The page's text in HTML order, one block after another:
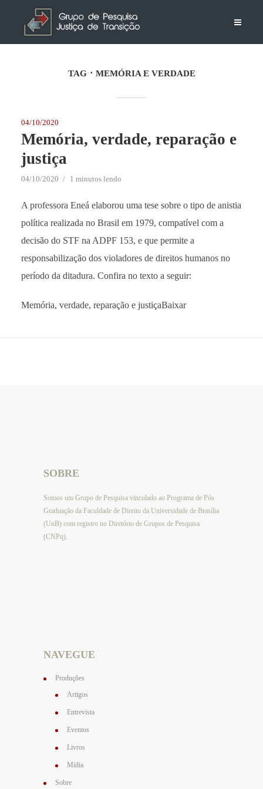
TAG MEMÓRIA E VERDADE
04/10/2020
Memória, verdade, reparação e
justiça
04/10/2020 1 minutos lendo
A professora Eneá elaborou uma tese sobre o tipo de anistia
política realizada no Brasil em 1979, compatível com a
decisão do STF na ADPF 153, e que permite a
responsabilização dos violadores de direitos humanos no
período da ditadura. Confira no texto a seguir:
Memória, verdade, reparação e justiçaBaixar
SOBRE
Somos um Grupo de Pesquisa vinculado ao Programa de Pós
Graduação da Faculdade de Direito da Universidade de Brasília
(UnB) com registro no Diretório de Grupos de Pesquisa
(CNPq).
NAVEGUE
Produções
Artigos
Entrevista
Eventos
Livros
Mídia
Sobre